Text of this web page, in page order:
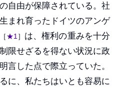
自由が保障されている。社
まれ育ったドイツのアンゲ
［ ★1］ は、権利の重みを十分
限せざるを得ない状況に政
言した点で際立っていた。
に、私たちはいとも容易に